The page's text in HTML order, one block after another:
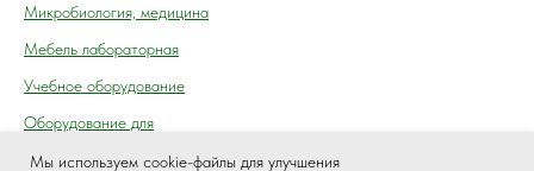
Мы используем cookie-файлы для улучшения
Микробиология, медицина
Мебель лабораторная
Учебное оборудование
Оборудование для